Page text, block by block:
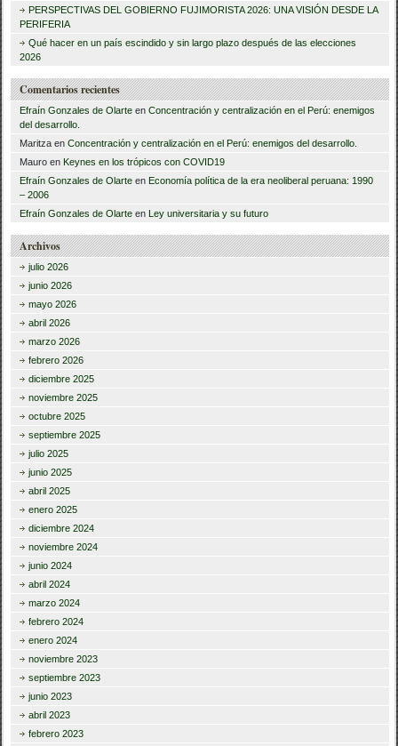
:
PERSPECTIVAS DEL GOBIERNO FUJIMORISTA 2026: UNA VISIÓN DESDE LA
PERIFERIA
Qué hacer en un país escindido y sin largo plazo después de las elecciones
2026
Comentarios recientes
Efraín Gonzales de Olarte enConcentración y centralización en el Perú: enemigos
del desarrollo.
Maritza enConcentración y centralización en el Perú: enemigos del desarrollo.
Mauro en Keynes en los trópicos con COVID19
Efraín Gonzales de Olarte en Economía política de la era neoliberal peruana: 1990
– 2006
Efraín Gonzales de Olarte en Ley universitaria y su futuro
Archivos
julio 2026
junio 2026
mayo 2026
abril 2026
marzo 2026
febrero 2026
diciembre 2025
noviembre 2025
octubre 2025
septiembre 2025
julio 2025
junio 2025
abril 2025
enero 2025
diciembre 2024
noviembre 2024
junio 2024
abril 2024
marzo 2024
febrero 2024
enero 2024
noviembre 2023
septiembre 2023
junio 2023
abril 2023
febrero 2023